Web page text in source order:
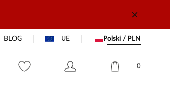
BLOG UE Polski / PLN
0